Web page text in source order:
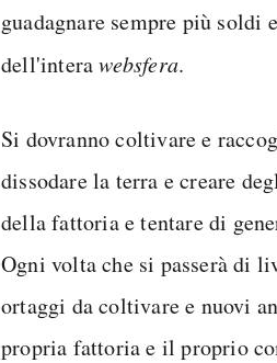
guadagnare sempre più
dell'interawebsfera.
Si dovranno coltivare e
dissodare la terra e creare
della fattoria e tentare di
Ogni volta che si passerà di
ortaggi da coltivare e nuovi
propria fattoria e il proprio